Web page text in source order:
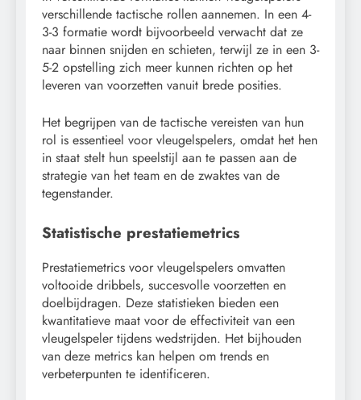
verschillende tactische rollen aannemen. In een 4-
3-3 formatie wordt bijvoorbeeld verwacht dat ze
naar binnen snijden en schieten, terwijl ze in een 3-
5-2 opstelling zich meer kunnen richten op het
leveren van voorzetten vanuit brede posities.
Het begrijpen van de tactische vereisten van hun
rol is essentieel voor vleugelspelers, omdat het hen
in staat stelt hun speelstijl aan te passen aan de
strategie van het team en de zwaktes van de
tegenstander.
Statistische prestatiemetrics
Prestatiemetrics voor vleugelspelers omvatten
voltooide dribbels, succesvolle voorzetten en
doelbijdragen. Deze statistieken bieden een
kwantitatieve maat voor de effectiviteit van een
vleugelspeler tijdens wedstrijden. Het bijhouden
van deze metrics kan helpen om trends en
verbeterpunten te identificeren.